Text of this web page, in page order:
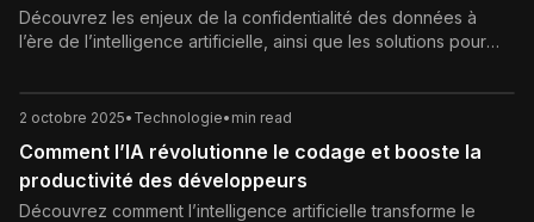
Découvrez les enjeux de la confidentialité des données à
l’ère de l’intelligence artificielle, ainsi que les solutions pour
2 octobre 2025• Technologie• min read
Comment l’IA révolutionne le codage et booste la
productivité des développeurs
Découvrez comment l’intelligence artificielle transforme le